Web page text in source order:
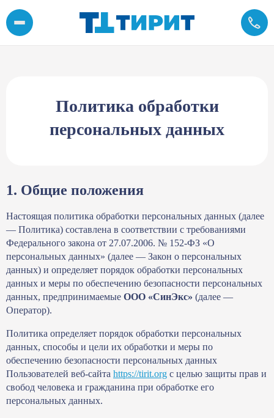
Политика обработки
персональных данных
1. Общие положения
Настоящая политика обработки персональных данных (далее
— Политика) составлена в соответствии с требованиями
Федерального закона от 27.07.2006. № 152-ФЗ «О
персональных данных» (далее — Закон о персональных
данных) и определяет порядок обработки персональных
данных и меры по обеспечению безопасности персональных
данных, предпринимаемые ООО «СинЭкс» (далее —
Оператор).
Политика определяет порядок обработки персональных
данных, способы и цели их обработки и меры по
обеспечению безопасности персональных данных
Пользователей веб-сайта https://tirit.org с целью защиты прав и
свобод человека и гражданина при обработке его
персональных данных.